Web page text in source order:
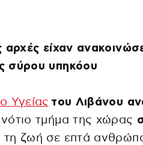
αρχές είχαν
σύρου υπηκόου
Υγείας του Λιβάνου
τμήμα της χώρας
τη ζωή σε επτά